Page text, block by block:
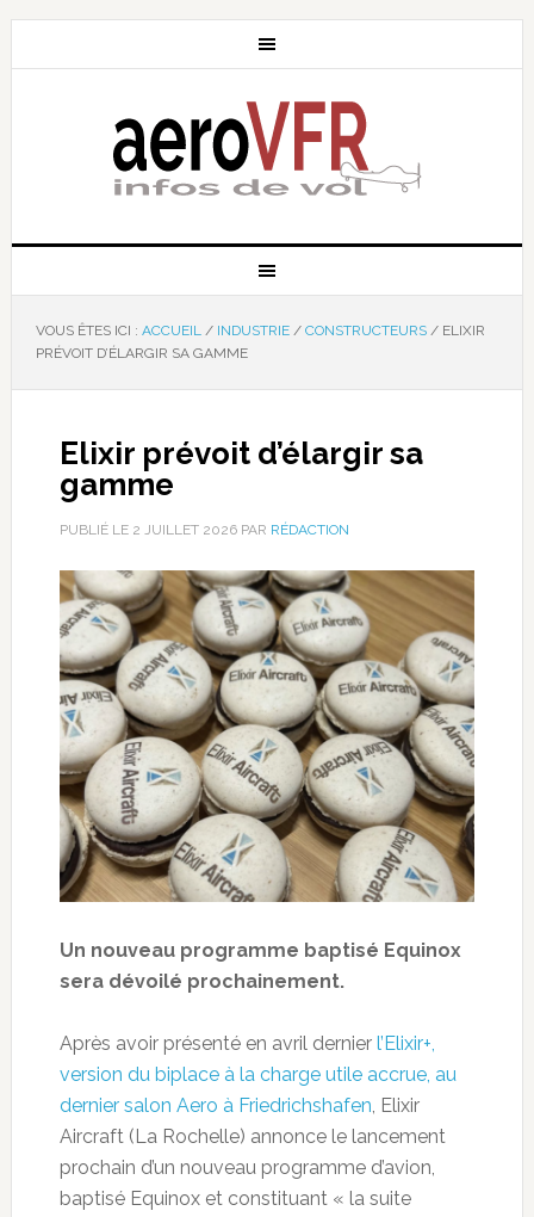
VOUS ÊTES ICI : ACCUEIL / INDUSTRIE / CONSTRUCTEURS /ELIXIR
PRÉVOIT D’ÉLARGIR SA GAMME
Elixir prévoit d’élargir sa
gamme
PUBLIÉ LE 2 JUILLET 2026PAR RÉDACTION
Un nouveau programme baptisé Equinox
sera dévoilé prochainement.
Après avoir présenté en avril dernier l’Elixir+,
version du biplace à la charge utile accrue, au
dernier salon Aero à Friedrichshafen, Elixir
Aircraft (La Rochelle) annonce le lancement
prochain d’un nouveau programme d’avion,
baptisé Equinox et constituant « la suite